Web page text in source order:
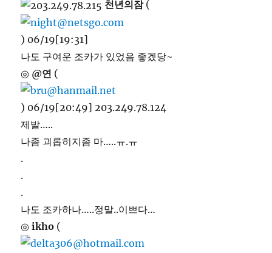
천년의잠(
) 06/19[19:31]
나도 구여운 조카가 있었음 좋겠당~
◎ @연 (
) 06/19[20:49] 203.249.78.124
제발…..
나좀 괴롭히지좀 마…..ㅠ.ㅠ
.
.
.
나도 조카하나…..정말..이쁘다…
◎ikho (